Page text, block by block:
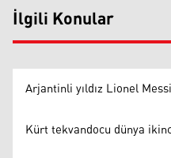
İlgili Konular
Arjantinli yıldız Lionel
Kürt tekvandocu dünya